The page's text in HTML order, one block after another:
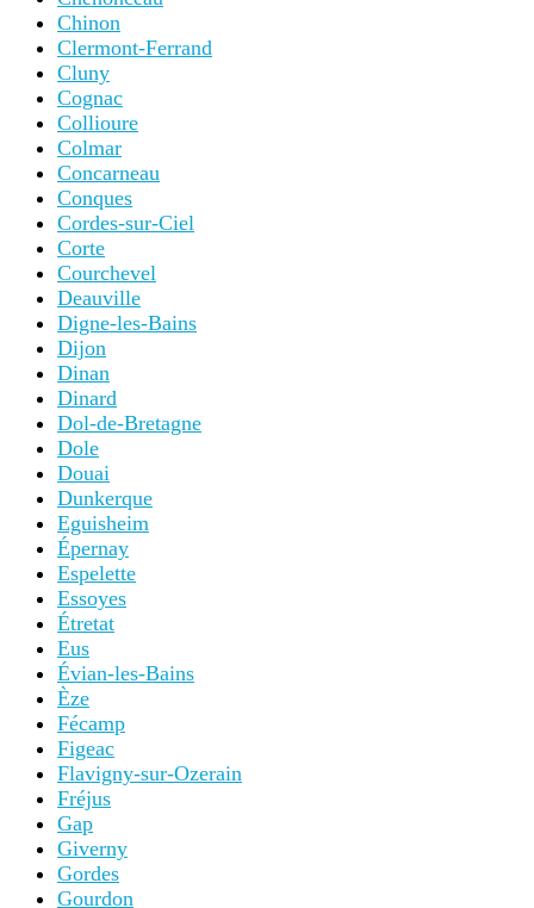
Chinon
Clermont-Ferrand
Cluny
Cognac
Collioure
Colmar
Concarneau
Conques
Cordes-sur-Ciel
Corte
Courchevel
Deauville
Digne-les-Bains
Dijon
Dinan
Dinard
Dol-de-Bretagne
Dole
Douai
Dunkerque
Eguisheim
Épernay
Espelette
Essoyes
Étretat
Eus
Évian-les-Bains
Èze
Fécamp
Figeac
Flavigny-sur-Ozerain
Fréjus
Gap
Giverny
Gordes
Gourdon